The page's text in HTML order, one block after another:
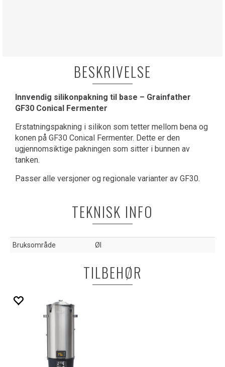
BESKRIVELSE
Innvendig silikonpakning til base – Grainfather
GF30 Conical Fermenter
Erstatningspakning i silikon som tetter mellom bena og
konen på GF30 Conical Fermenter. Dette er den
ugjennomsiktige pakningen som sitter i bunnen av
tanken.
Passer alle versjoner og regionale varianter av GF30.
TEKNISK INFO
Bruksområde Øl
TILBEHØR